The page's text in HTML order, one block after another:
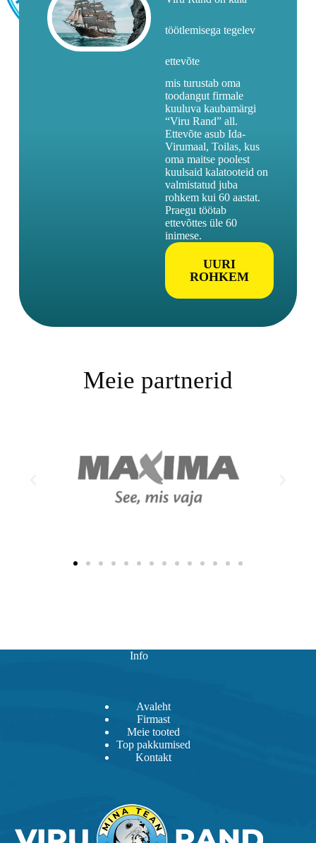
töötlemisega tegelev
ettevõte
mis turustab oma
toodangut firmale
kuuluva kaubamärgi
“Viru Rand” all.
Ettevõte asub Ida-
Virumaal, Toilas, kus
oma maitse poolest
kuulsaid kalatooteid on
valmistatud juba
rohkem kui 60 aastat.
Praegu töötab
ettevõttes üle 60
inimese.
UURI
ROHKEM
Meie partnerid
Info
Avaleht
Firmast
Meie tooted
Top pakkumised
Kontakt